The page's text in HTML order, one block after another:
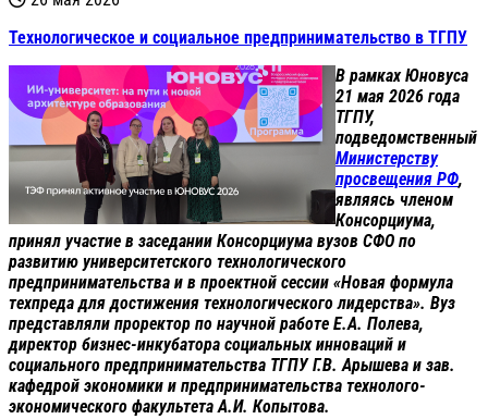
Технологическое и социальное предпринимательство в ТГПУ
В рамках Юновуса
21 мая 2026 года
ТГПУ,
подведомственный
Министерству
просвещения РФ,
являясь членом
Консорциума,
принял участие в заседании Консорциума вузов СФО по
развитию университетского технологического
предпринимательства и в проектной сессии «Новая формула
техпреда для достижения технологического лидерства». Вуз
представляли проректор по научной работе Е.А. Полева,
директор бизнес-инкубатора социальных инноваций и
социального предпринимательства ТГПУ Г.В. Арышева и зав.
кафедрой экономики и предпринимательства технолого-
экономического факультета А.И. Копытова.